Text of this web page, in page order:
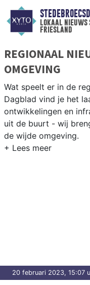
lokaal nieuws
friesland
REGIONAAL
OMGEVING
Wat speelt er in de
Dagblad vind je het
ontwikkelingen en
uit de buurt - wij
de wijde omgeving.
20 februari 2023, 15:07